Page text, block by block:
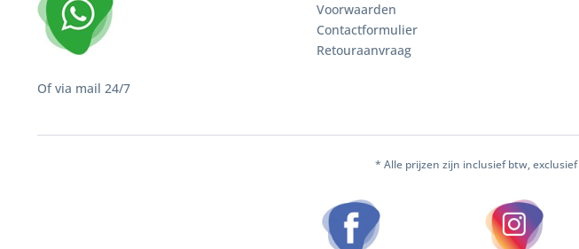
Of via mail 24/7
Voorwaarden
Contactformulier
Retouraanvraag
* Alle prijzen zijn inclusief btw, exclusief